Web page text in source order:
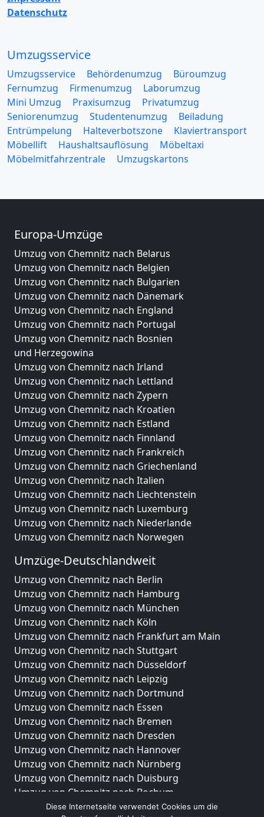
Datenschutz
Umzugsservice
Umzugsservice Behördenumzug
Büroumzug
Fernumzug
Firmenumzug
Laborumzug
Mini Umzug
Praxisumzug
Privatumzug
Seniorenumzug
Studentenumzug
Beiladung
Entrümpelung
Halteverbotszone
Klaviertransport
Möbellift
Haushaltsauflösung
Möbeltaxi
Möbelmitfahrzentrale
Umzugskartons
Europa-Umzüge
Umzug von Chemnitz nach Belarus
Umzug von Chemnitz nach Belgien
Umzug von Chemnitz nach Bulgarien
Umzug von Chemnitz nach Dänemark
Umzug von Chemnitz nach England
Umzug von Chemnitz nach Portugal
Umzug von Chemnitz nach Bosnien
und Herzegowina
Umzug von Chemnitz nach Irland
Umzug von Chemnitz nach Lettland
Umzug von Chemnitz nach Zypern
Umzug von Chemnitz nach Kroatien
Umzug von Chemnitz nach Estland
Umzug von Chemnitz nach Finnland
Umzug von Chemnitz nach Frankreich
Umzug von Chemnitz nach Griechenland
Umzug von Chemnitz nach Italien
Umzug von Chemnitz nach Liechtenstein
Umzug von Chemnitz nach Luxemburg
Umzug von Chemnitz nach Niederlande
Umzug von Chemnitz nach Norwegen
Umzüge-Deutschlandweit
Umzug von Chemnitz nach Berlin
Umzug von Chemnitz nach Hamburg
Umzug von Chemnitz nach München
Umzug von Chemnitz nach Köln
Umzug von Chemnitz nach Frankfurt am Main
Umzug von Chemnitz nach Stuttgart
Umzug von Chemnitz nach Düsseldorf
Umzug von Chemnitz nach Leipzig
Umzug von Chemnitz nach Dortmund
Umzug von Chemnitz nach Essen
Umzug von Chemnitz nach Bremen
Umzug von Chemnitz nach Dresden
Umzug von Chemnitz nach Hannover
Umzug von Chemnitz nach Nürnberg
Umzug von Chemnitz nach Duisburg
Umzug von Chemnitz nach Bochum
Umzug von Chemnitz nach Wuppertal
Diese Internetseite verwendet Cookies um die